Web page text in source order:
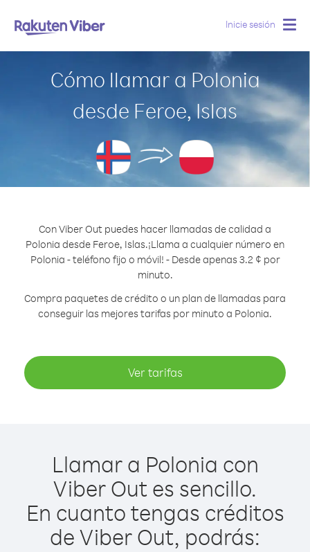
Inicie sesión
Cómo llamar a Polonia
desde Feroe, Islas
Con Viber Out puedes hacer llamadas de calidad a
Polonia desde Feroe, Islas.¡Llama a cualquier número en
Polonia - teléfono fijo o móvil! - Desde apenas 3.2 ¢ por
minuto.
Compra paquetes de crédito o un plan de llamadas para
conseguir las mejores tarifas por minuto a Polonia.
Ver tarifas
Llamar a Polonia con
Viber Out es sencillo.
En cuanto tengas créditos
de Viber Out, podrás: